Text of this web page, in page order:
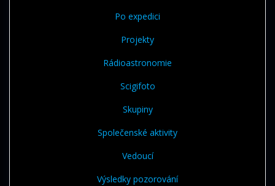
Po expedici
Projekty
Rádioastronomie
Scigifoto
Skupiny
Společenské aktivity
Vedoucí
Výsledky pozorování